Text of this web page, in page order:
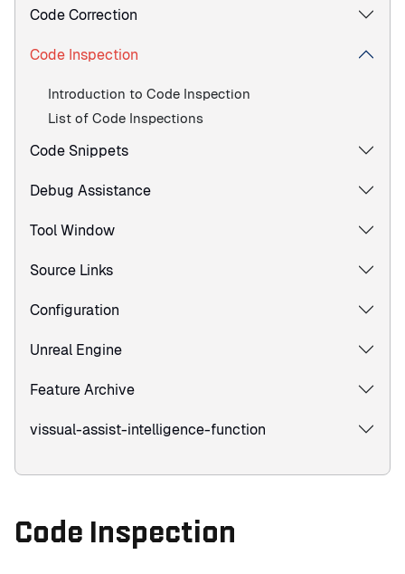
Code Correction
Code Inspection
Introduction to Code Inspection
List of Code Inspections
Code Snippets
Debug Assistance
Tool Window
Source Links
Configuration
Unreal Engine
Feature Archive
vissual-assist-intelligence-function
Code Inspection